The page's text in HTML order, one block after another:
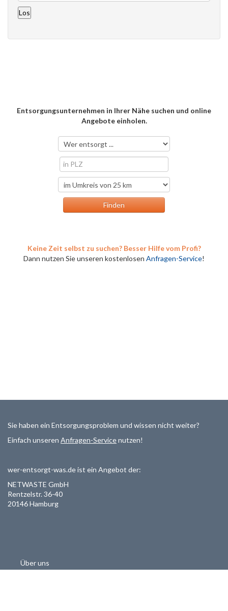
Entsorgungsunternehmen in Ihrer Nähe suchen und online
Angebote einholen.
Keine Zeit selbst zu suchen? Besser Hilfe vom Profi?
Dann nutzen Sie unseren kostenlosen Anfragen-Service!
Sie haben ein Entsorgungsproblem und wissen nicht weiter?
Einfach unseren Anfragen-Servicenutzen!
wer-entsorgt-was.de ist ein Angebot der:
NETWASTE GmbH
Rentzelstr. 36-40
20146 Hamburg
Über uns